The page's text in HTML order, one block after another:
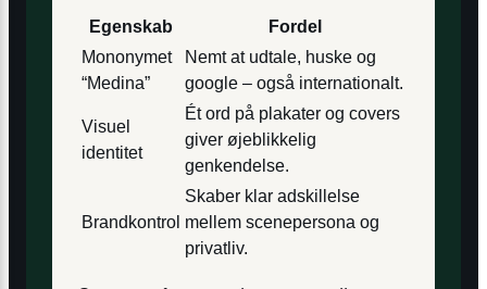
Egenskab
Fordel
Mononymet
“Medina”
Nemt at udtale, huske og
google – også internationalt.
Visuel
identitet
Ét ord på plakater og covers
giver øjeblikkelig
genkendelse.
Brandkontrol
Skaber klar adskillelse
mellem scenepersona og
privatliv.